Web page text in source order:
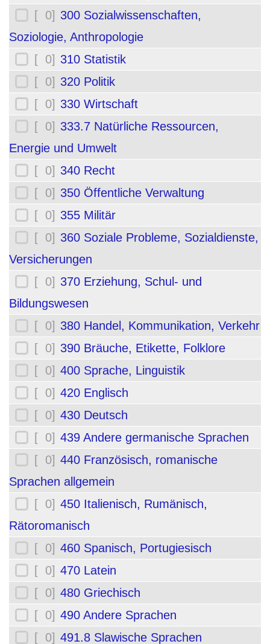
[ 0] 300 Sozialwissenschaften,
Soziologie, Anthropologie
[ 0] 310 Statistik
[ 0] 320 Politik
[ 0] 330 Wirtschaft
[ 0] 333.7 Natürliche Ressourcen,
Energie und Umwelt
[ 0] 340 Recht
[ 0] 350 Öffentliche Verwaltung
[ 0] 355 Militär
[ 0] 360 Soziale Probleme, Sozialdienste,
Versicherungen
[ 0] 370 Erziehung, Schul- und
Bildungswesen
[ 0] 380 Handel, Kommunikation, Verkehr
[ 0] 390 Bräuche, Etikette, Folklore
[ 0] 400 Sprache, Linguistik
[ 0] 420 Englisch
[ 0] 430 Deutsch
[ 0] 439 Andere germanische Sprachen
[ 0] 440 Französisch, romanische
Sprachen allgemein
[ 0] 450 Italienisch, Rumänisch,
Rätoromanisch
[ 0] 460 Spanisch, Portugiesisch
[ 0] 470 Latein
[ 0] 480 Griechisch
[ 0] 490 Andere Sprachen
[ 0] 491.8 Slawische Sprachen